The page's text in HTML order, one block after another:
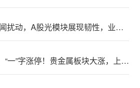
“禁令”传闻扰动，A股光模块展现韧性，业内人士：预计落地难度大
002703，“一”字涨停！贵金属板块大涨，上市公司盈利集体高增（附股）